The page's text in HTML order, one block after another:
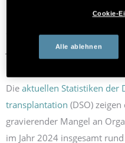
noch zu wenige Menschen
dokumentiert. Dabei ist mit
Jahr 2024 eine weitere
Die aktuellen Statistiken der
transplantation (DSO)
gravierender Mangel an
im Jahr 2024 insgesamt
Cookie-
Alle ablehnen